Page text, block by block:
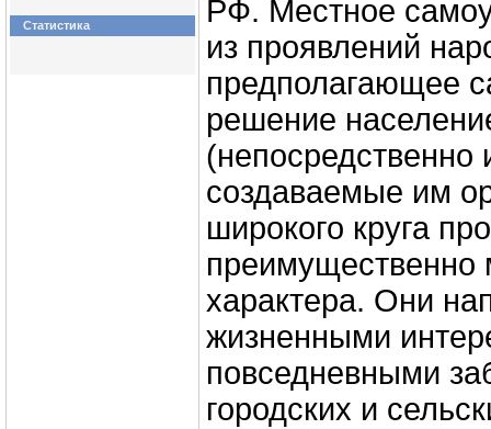
Статистика
РФ. Местное
из проявлений
предполагающее
решение
(непосредственно
создаваемые им
широкого круга
преимущественно
характера. Они
жизненными
повседневными
городских и